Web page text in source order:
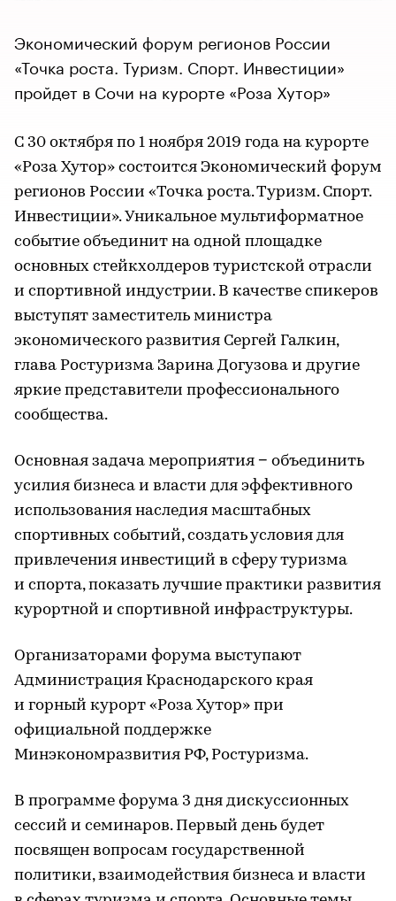
Экономический форум регионов России
«Точка роста. Туризм. Спорт. Инвестиции»
пройдет в Сочи на курорте «Роза Хутор»
С 30 октября по 1 ноября 2019 года на курорте
«Роза Хутор» состоится Экономический форум
регионов России «Точка роста. Туризм. Спорт.
Инвестиции». Уникальное мультиформатное
событие объединит на одной площадке
основных стейкхолдеров туристской отрасли
и спортивной индустрии. В качестве спикеров
выступят заместитель министра
экономического развития Сергей Галкин,
глава Ростуризма Зарина Догузова и другие
яркие представители профессионального
сообщества.
Основная задача мероприятия − объединить
усилия бизнеса и власти для эффективного
использования наследия масштабных
спортивных событий, создать условия для
привлечения инвестиций в сферу туризма
и спорта, показать лучшие практики развития
курортной и спортивной инфраструктуры.
Организаторами форума выступают
Администрация Краснодарского края
и горный курорт «Роза Хутор» при
официальной поддержке
Минэкономразвития РФ, Ростуризма.
В программе форума 3 дня дискуссионных
сессий и семинаров. Первый день будет
посвящен вопросам государственной
политики, взаимодействия бизнеса и власти